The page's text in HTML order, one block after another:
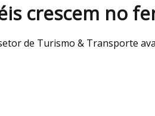
crescem no
de Turismo & Transporte